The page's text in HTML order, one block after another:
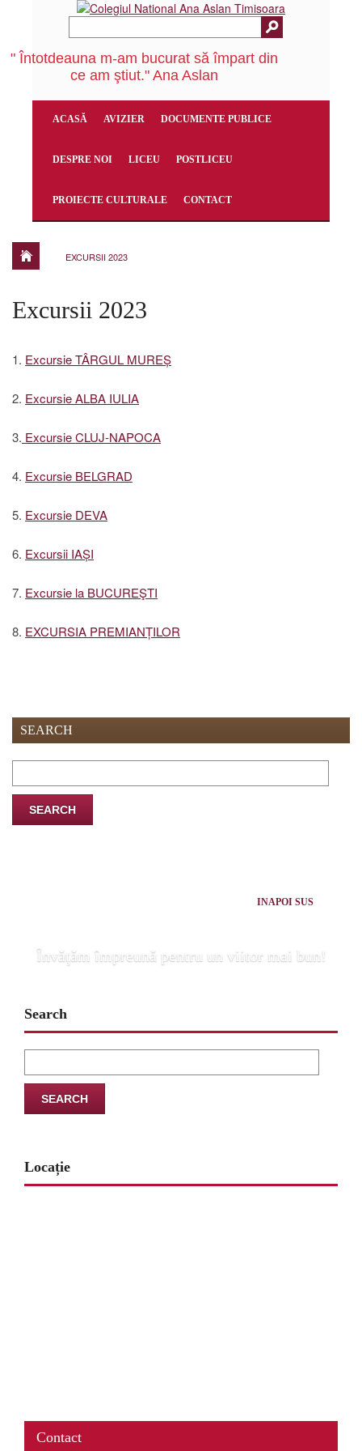
" Întotdeauna m-am bucurat să împart din
ce am ştiut." Ana Aslan
ACASĂ AVIZIER DOCUMENTE PUBLICE
DESPRE NOI LICEU POSTLICEU
PROIECTE CULTURALE CONTACT
EXCURSII 2023
Excursii 2023
1. Excursie TÂRGUL MUREȘ
2. Excursie ALBA IULIA
3. Excursie CLUJ-NAPOCA
4. Excursie BELGRAD
5. Excursie DEVA
6. Excursii IAȘI
7. Excursie la BUCUREŞTI
8. EXCURSIA PREMIANȚILOR
SEARCH
for:
INAPOI SUS
Învăţăm împreună pentru un viitor mai bun!
Search
for:
Locație
Contact